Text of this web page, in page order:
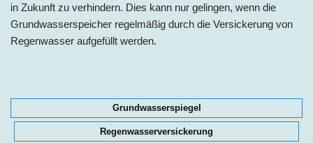
in Zukunft zu verhindern. Dies kann nur gelingen, wenn die
Grundwasserspeicher regelmäßig durch die Versickerung von
Regenwasser aufgefüllt werden.
Grundwasserspiegel
Regenwasserversickerung